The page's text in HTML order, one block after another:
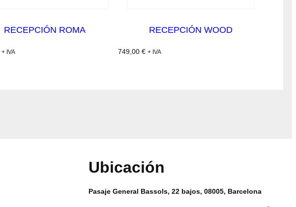
RECEPCIÓN ROMA
+ IVA
RECEPCIÓN WOOD
749,00 € + IVA
Ubicación
Pasaje General Bassols, 22 bajos, 08005, Barcelona